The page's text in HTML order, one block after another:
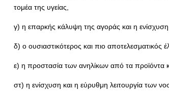
τομέα της υγείας,
γ) η επαρκής κάλυψη της αγοράς και η
δ) o ουσιαστικότερος και πιο
ε) η προστασία των ανηλίκων από τα προϊόντα
στ) η ενίσχυση και η εύρυθμη λειτουργία των